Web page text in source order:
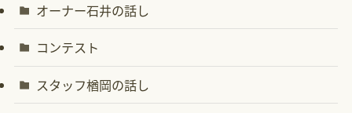
オーナー石井の話し
コンテスト
スタッフ楢岡の話し